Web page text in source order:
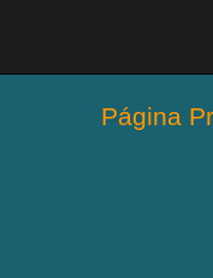
Página